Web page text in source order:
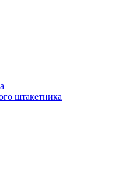
штакетника